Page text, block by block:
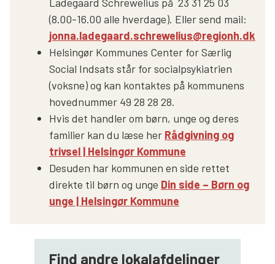
(8.00-16.00 alle hverdage). Eller send mail:
jonna.ladegaard.schrewelius@regionh.dk
Helsingør Kommunes Center for Særlig
Social Indsats står for socialpsykiatrien
(voksne) og kan kontaktes på kommunens
hovednummer 49 28 28 28.
Hvis det handler om børn, unge og deres
familier kan du læse her Rådgivning og
trivsel | Helsingør Kommune
Desuden har kommunen en side rettet
direkte til børn og unge Din side – Børn og
unge | Helsingør Kommune
Find andre lokalafdelinger